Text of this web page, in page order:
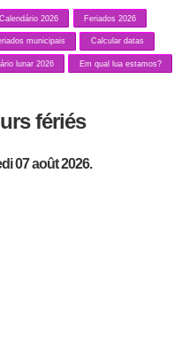
Calendário 2026 Feriados 2026
municipais Calcular datas
lunar 2026 Em qual lua estamos?
fériés
07 août 2026.